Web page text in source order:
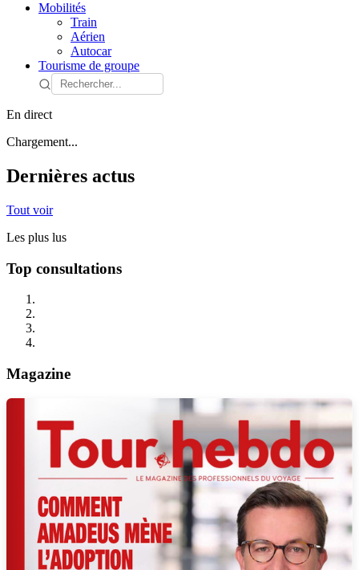
Mobilités
Train
Aérien
Autocar
Tourisme de groupe
En direct
Chargement...
Dernières actus
Tout voir
Les plus lus
Top consultations
Magazine